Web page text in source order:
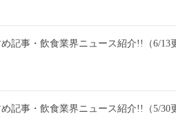
記事・飲食業界ニュース紹介!!（6/13
記事・飲食業界ニュース紹介!!（5/30